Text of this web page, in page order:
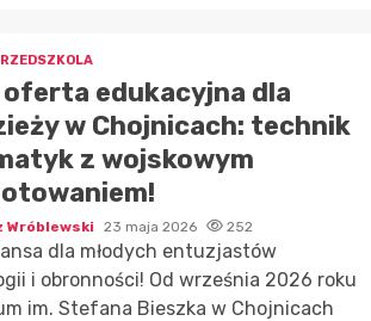
oferta edukacyjna dla
w Chojnicach: technik
z wojskowym
Wróblewski 23 maja 2026 252
dla młodych entuzjastów
i obronności! Od września 2026 roku
im. Stefana Bieszka w Chojnicach